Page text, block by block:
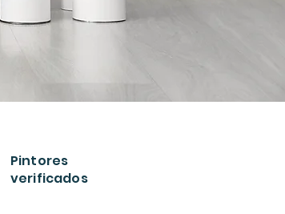
Pintores
verificados